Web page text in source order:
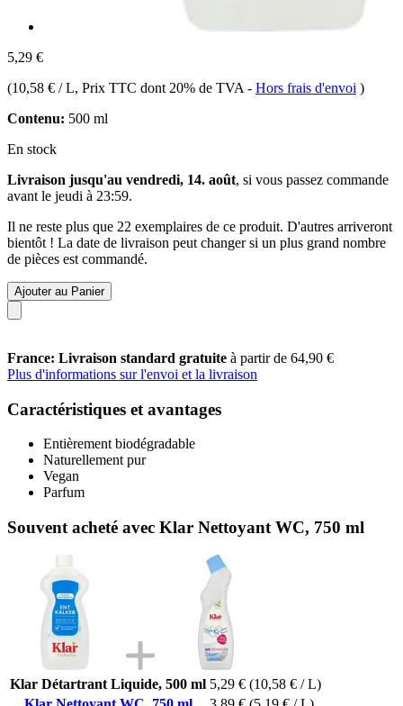
5,29 €
(10,58 € / L, Prix TTC dont 20% de TVA - Hors frais d'envoi )
Contenu: 500 ml
En stock
Livraison jusqu'au vendredi, 14. août, si vous passez commande
avant le jeudi à 23:59.
Il ne reste plus que 22 exemplaires de ce produit. D'autres arriveront
bientôt ! La date de livraison peut changer si un plus grand nombre
de pièces est commandé.
Ajouter au Panier
France: Livraison standard gratuite à partir de 64,90 €
Plus d'informations sur l'envoi et la livraison
Caractéristiques et avantages
Entièrement biodégradable
Naturellement pur
Vegan
Parfum
Souvent acheté avec Klar Nettoyant WC, 750 ml
Klar Détartrant Liquide, 500 ml 5,29 € (10,58 € / L)